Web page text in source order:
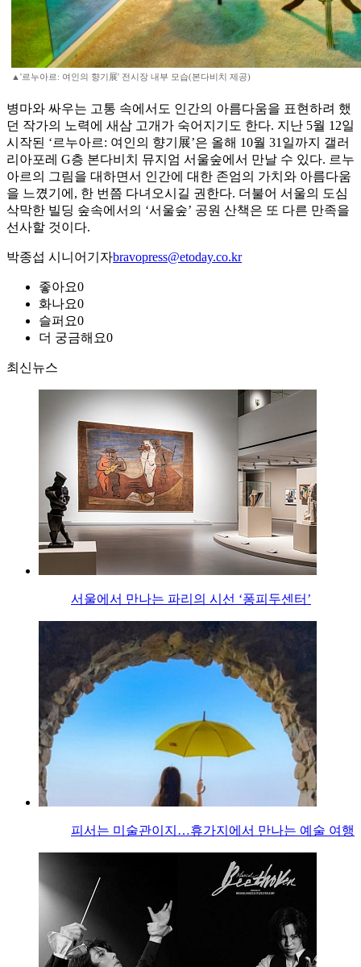
▲'르누아르: 여인의 향기展' 전시장 내부 모습(본다비치 제공)
병마와 싸우는 고통 속에서도 인간의 아름다움을 표현하려 했
던 작가의 노력에 새삼 고개가 숙어지기도 한다. 지난 5월 12일
시작된 ‘르누아르: 여인의 향기展’은 올해 10월 31일까지 갤러
리아포레 G층 본다비치 뮤지엄 서울숲에서 만날 수 있다. 르누
아르의 그림을 대하면서 인간에 대한 존엄의 가치와 아름다움
을 느꼈기에, 한 번쯤 다녀오시길 권한다. 더불어 서울의 도심
삭막한 빌딩 숲속에서의 ‘서울숲’ 공원 산책은 또 다른 만족을
선사할 것이다.
박종섭 시니어기자bravopress@etoday.co.kr
좋아요0
화나요0
슬퍼요0
더 궁금해요0
최신뉴스
서울에서 만나는 파리의 시선 ‘퐁피두센터’
피서는 미술관이지…휴가지에서 만나는 예술 여행